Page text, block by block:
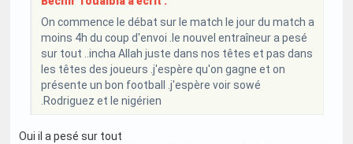
On commence le débat sur le match le jour du match a
moins 4h du coup d'envoi .le nouvel entraîneur a pesé
sur tout ..incha Allah juste dans nos têtes et pas dans
les têtes des joueurs .j'espère qu'on gagne et on
présente un bon football .j'espère voir sowé
.Rodriguez et le nigérien
Oui il a pesé sur tout